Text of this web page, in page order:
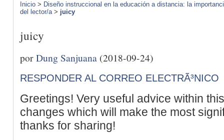
Inicio > Diseño instruccional en la educación a distancia: la
del lector/a> juicy
juicy
porDung Sanjuana (2018-09-24)
RESPONDER AL CORREO ELECTRÃ³NICO
Greetings! Very useful advice within
changes which will make the most
thanks for sharing!